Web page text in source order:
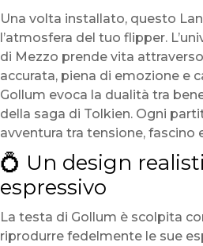
Una volta installato, questo
l’atmosfera del tuo flipper.
di Mezzo prende vita
accurata, piena di emozione e
Gollum evoca la dualità tra
della saga di Tolkien. Ogni
avventura tra tensione, fascino
💍 Un design
espressivo
La testa di Gollum è scolpita
riprodurre fedelmente le sue